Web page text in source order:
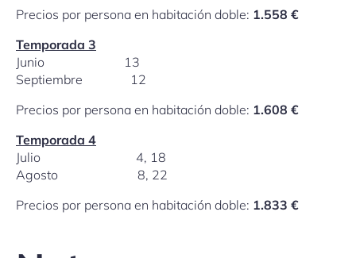
Precios por persona en habitación doble: 1.558 €
Temporada 3
Junio 13
Septiembre 12
Precios por persona en habitación doble: 1.608 €
Temporada 4
Julio 4, 18
Agosto 8, 22
Precios por persona en habitación doble: 1.833 €